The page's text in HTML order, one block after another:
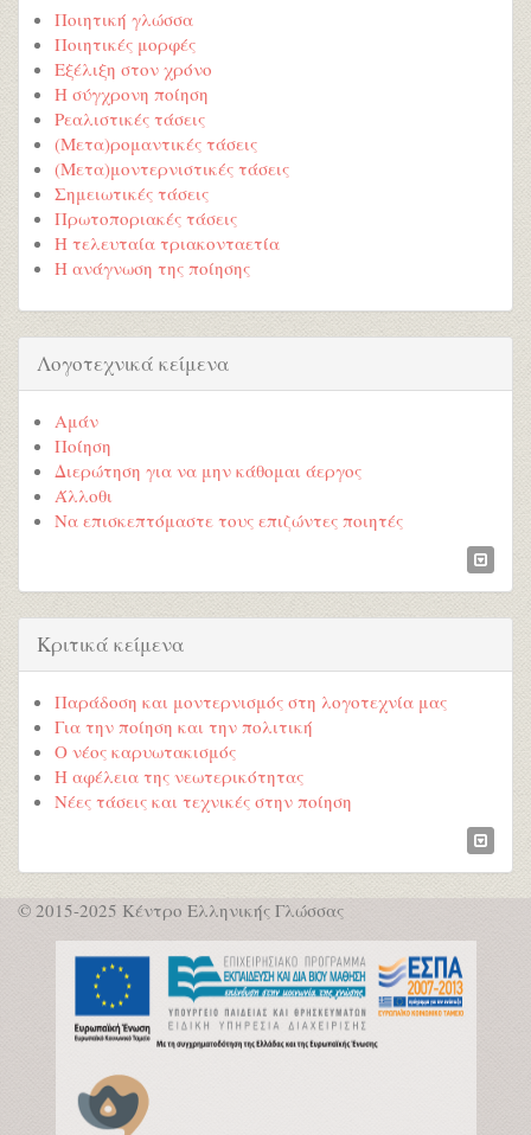
Ποιητική γλώσσα
Ποιητικές μορφές
Εξέλιξη στον χρόνο
Η σύγχρονη ποίηση
Ρεαλιστικές τάσεις
(Μετα)ρομαντικές τάσεις
(Μετα)μοντερνιστικές τάσεις
Σημειωτικές τάσεις
Πρωτοποριακές τάσεις
Η τελευταία τριακονταετία
Η ανάγνωση της ποίησης
Λογοτεχνικά κείμενα
Αμάν
Ποίηση
Διερώτηση για να μην κάθομαι άεργος
Άλλοθι
Να επισκεπτόμαστε τους επιζώντες ποιητές
Κριτικά κείμενα
Παράδοση και μοντερνισμός στη λογοτεχνία μας
Για την ποίηση και την πολιτική
Ο νέος καρυωτακισμός
Η αφέλεια της νεωτερικότητας
Νέες τάσεις και τεχνικές στην ποίηση
© 2015-2025 Κέντρο Ελληνικής Γλώσσας